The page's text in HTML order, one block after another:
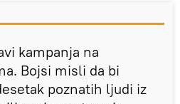
kampanja na
Bojsi misli da bi
poznatih ljudi iz